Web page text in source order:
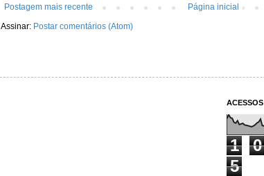
Postagem mais recente
Página inicial
Assinar: Postar comentários (Atom)
ACESSOS
1 0
5